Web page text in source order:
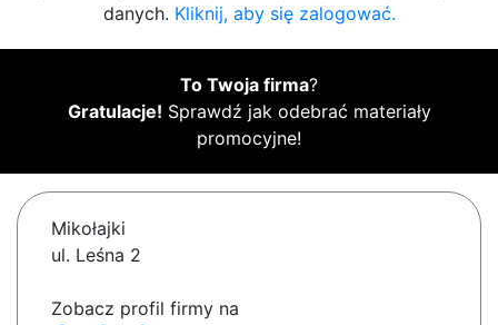
danych. Kliknij, aby się zalogować.
To Twoja firma?
Gratulacje! Sprawdź jak odebrać materiały
promocyjne!
Mikołajki
ul. Leśna 2
Zobacz profil firmy na